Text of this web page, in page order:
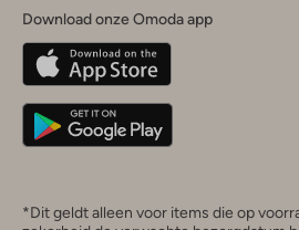
Belgique(Français)
Deutschland
Download onze Omoda app
*Dit geldt alleen voor items die op